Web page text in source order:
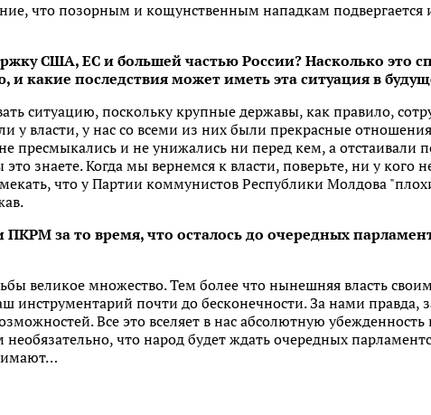
что позорным и кощунственным нападкам подвергается
США, ЕС и большей частью России? Насколько это
какие последствия может иметь эта ситуация в
ситуацию, поскольку крупные державы, как правило,
у власти, у нас со всеми из них были прекрасные
пресмыкались и не унижались ни перед кем, а отстаивали
знаете. Когда мы вернемся к власти, поверьте, ни у кого
что у Партии коммунистов Республики Молдова
ПКРМ за то время, что осталось до очередных
великое множество. Тем более что нынешняя власть
инструментарий почти до бесконечности. За нами правда,
Все это вселяет в нас абсолютную убежденность
что народ будет ждать очередных